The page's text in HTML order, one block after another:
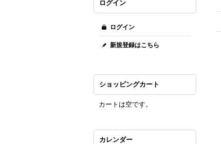
ログイン
ログイン
新規登録はこちら
ショッピングカート
カートは空です。
カレンダー